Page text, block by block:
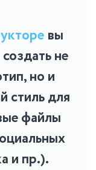
вы
не
но и
стиль для
файлы
и пр.).